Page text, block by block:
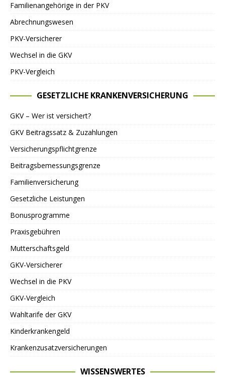
Familienangehörige in der PKV
Abrechnungswesen
PKV-Versicherer
Wechsel in die GKV
PKV-Vergleich
GESETZLICHE KRANKENVERSICHERUNG
GKV – Wer ist versichert?
GKV Beitragssatz & Zuzahlungen
Versicherungspflichtgrenze
Beitragsbemessungsgrenze
Familienversicherung
Gesetzliche Leistungen
Bonusprogramme
Praxisgebühren
Mutterschaftsgeld
GKV-Versicherer
Wechsel in die PKV
GKV-Vergleich
Wahltarife der GKV
Kinderkrankengeld
Krankenzusatzversicherungen
WISSENSWERTES